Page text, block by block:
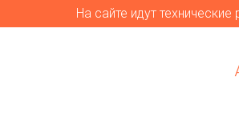
На сайте идут технические